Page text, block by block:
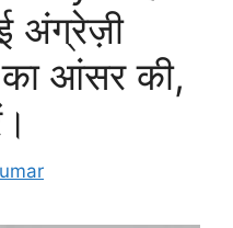
अंग्रेज़ी
का आंसर की,